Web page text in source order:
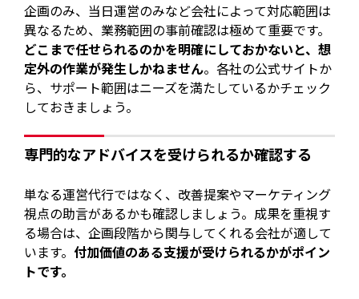
企画のみ、当日運営のみなど会社によって対応範囲は
異なるため、業務範囲の事前確認は極めて重要です。
どこまで任せられるのかを明確にしておかないと、想
定外の作業が発生しかねません。各社の公式サイトか
ら、サポート範囲はニーズを満たしているかチェック
しておきましょう。
専門的なアドバイスを受けられるか確認する
単なる運営代行ではなく、改善提案やマーケティング
視点の助言があるかも確認しましょう。成果を重視す
る場合は、企画段階から関与してくれる会社が適して
います。 付加価値のある支援が受けられるかがポイン
トです。